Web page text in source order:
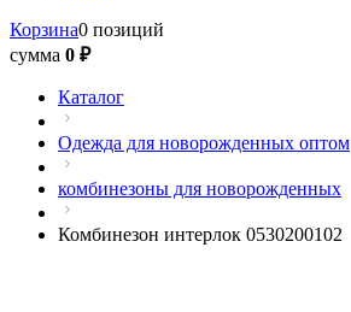
Корзина0 позиций
сумма 0 ₽
Каталог
Одежда для новорожденных оптом
комбинезоны для новорожденных
Комбинезон интерлок 0530200102